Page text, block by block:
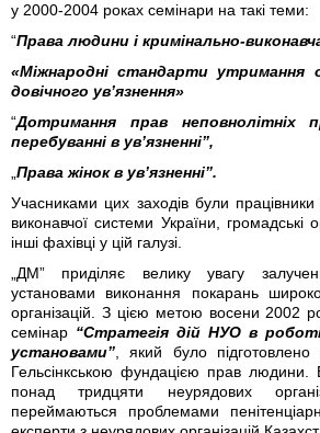
у 2000-2004 роках семінари на такі теми:
“Права людини і кримінально-
«Міжнародні стандарти утримання
довічного ув’язнення»
“Дотримання прав неповнолітніх
перебуванні в ув’язненні”,
Права жінок в ув’язненні”.
Учасниками цих заходів були
виконавчої системи України, громадські
інші фахівці у цій галузі.
„ДМ” приділяє велику увагу
установами виконання покарань
організацій. З цією метою восени 2002
семінар “Стратегія дій НУО в
установами” , який було
Гельсінкською фундацією прав людини.
понад тридцяти неурядових
переймаються проблемами